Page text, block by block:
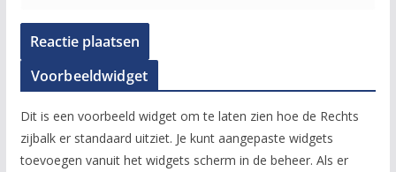
Voorbeeldwidget
Dit is een voorbeeld widget om te laten zien hoe de Rechts
zijbalk er standaard uitziet. Je kunt aangepaste widgets
toevoegen vanuit het widgets scherm in de beheer. Als er